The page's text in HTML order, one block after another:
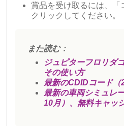
賞品を受け取るには、「
クリックしてください。
また読む：
ジュピターフロリダ
その使い方
最新のCDIDコード（
最新の車両シミュレ
10月）、無料キャッ